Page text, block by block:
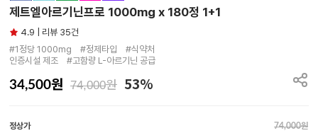
제트엘아르기닌프로 1000mg x 180정 1+1
4.9 | 리뷰 35건
#1정당 1000mg　#정제타입　#식약처
인증시설 제조　#고함량 L-아르기닌 공급
34,500원 74,000원 53%
정상가 74,000원